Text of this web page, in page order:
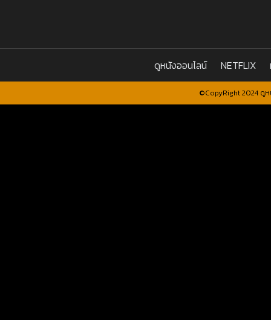
ดูหนังออนไลน์ NETFLIX
©CopyRight 2024 ดู